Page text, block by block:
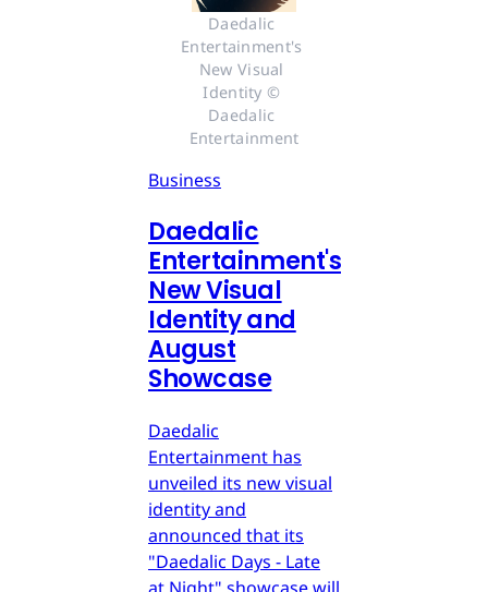
Daedalic
Entertainment's
New Visual
Identity ©
Daedalic
Entertainment
Business
Daedalic
Entertainment's
New Visual
Identity and
August
Showcase
Daedalic
Entertainment has
unveiled its new visual
identity and
announced that its
"Daedalic Days - Late